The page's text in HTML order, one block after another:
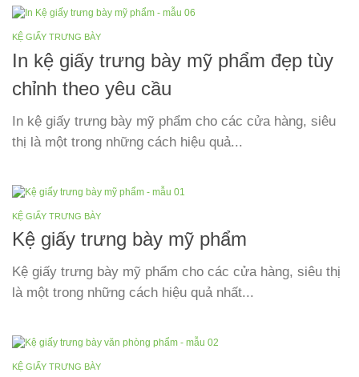
KỆ GIẤY TRƯNG BÀY
In kệ giấy trưng bày mỹ phẩm đẹp tùy
chỉnh theo yêu cầu
In kệ giấy trưng bày mỹ phẩm cho các cửa hàng, siêu
thị là một trong những cách hiệu quả...
KỆ GIẤY TRƯNG BÀY
Kệ giấy trưng bày mỹ phẩm
Kệ giấy trưng bày mỹ phẩm cho các cửa hàng, siêu thị
là một trong những cách hiệu quả nhất...
KỆ GIẤY TRƯNG BÀY